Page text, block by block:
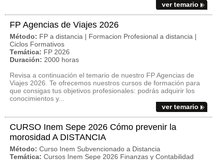
ver temario
FP Agencias de Viajes 2026
Método: FP a distancia | Formacion Profesional a distancia |
Ciclos Formativos
Temática: FP 2026
Duración: 2000 horas
Revisa a continuación el temario de nuestro FP Agencias de
Viajes 2026. Te ofrecemos nuestros cursos de formación para
que consigas tus objetivos profesionales: podrás adquirir los
conocimientos y...
ver temario
CURSO Inem Sepe 2026 Cómo prevenir la
morosidad A DISTANCIA
Método: Curso Inem Subvencionado a Distancia
Temática: Cursos Inem Sepe 2026 Finanzas y Contabilidad